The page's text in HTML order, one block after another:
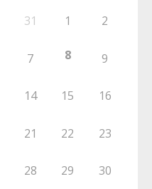
31 1 2
7 8 9
14 15 16
21 22 23
28 29 30